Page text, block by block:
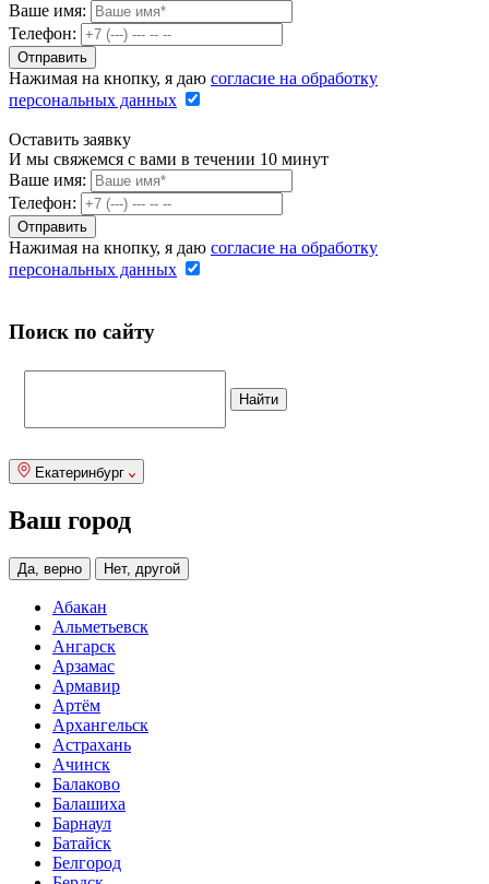
Ваше имя:
Телефон:
Нажимая на кнопку, я даю согласие на обработку
персональных данных
Оставить заявку
И мы свяжемся с вами в течении 10 минут
Ваше имя:
Телефон:
Нажимая на кнопку, я даю согласие на обработку
персональных данных
Поиск по сайту
Екатеринбург
Ваш город
Да, верно Нет, другой
Абакан
Альметьевск
Ангарск
Арзамас
Армавир
Артём
Архангельск
Астрахань
Ачинск
Балаково
Балашиха
Барнаул
Батайск
Белгород